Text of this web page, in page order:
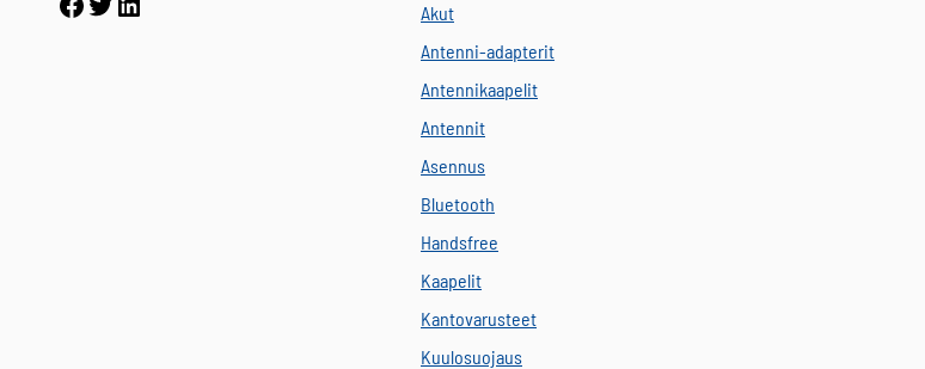
Akut
Antenni-adapterit
Antennikaapelit
Antennit
Asennus
Bluetooth
Handsfree
Kaapelit
Kantovarusteet
Kuulosuojaus